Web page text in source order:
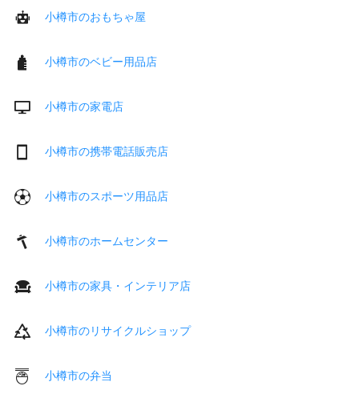
小樽市のおもちゃ屋
小樽市のベビー用品店
小樽市の家電店
小樽市の携帯電話販売店
小樽市のスポーツ用品店
小樽市のホームセンター
小樽市の家具・インテリア店
小樽市のリサイクルショップ
小樽市の弁当